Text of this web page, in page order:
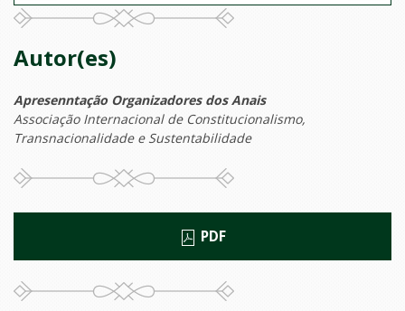
Autor(es)
Apresenntação Organizadores dos Anais
Associação Internacional de Constitucionalismo,
Transnacionalidade e Sustentabilidade
PDF